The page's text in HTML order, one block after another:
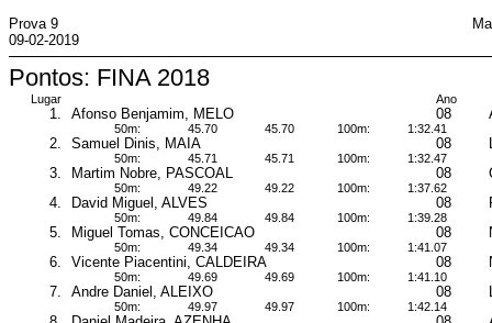
Prova 9
09-02-2019
Pontos: FINA 2018
Lugar Ano
1. Afonso Benjamim, MELO 08
50m: 45.70 45.70 100m: 1:32.41
2. Samuel Dinis, MAIA 08
50m: 45.71 45.71 100m: 1:32.47
3. Martim Nobre, PASCOAL 08
50m: 49.22 49.22 100m: 1:37.62
4. David Miguel, ALVES 08
50m: 49.84 49.84 100m: 1:39.28
5. Miguel Tomas, CONCEICAO 08
50m: 49.34 49.34 100m: 1:41.07
6. Vicente Piacentini, CALDEIRA 08
50m: 49.69 49.69 100m: 1:41.10
7. Andre Daniel, ALEIXO 08
50m: 49.97 49.97 100m: 1:42.14